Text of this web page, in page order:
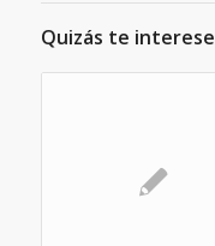
Quizás te interese